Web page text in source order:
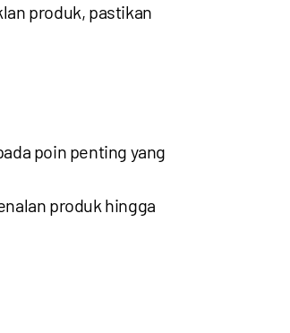
produk, pastikan
poin penting yang
produk hingga